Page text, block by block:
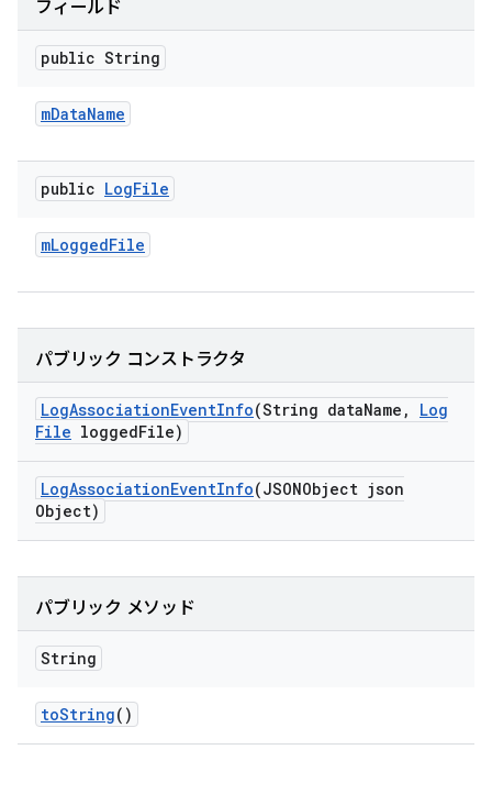
フィールド
public String
mDataName
public LogFile
mLoggedFile
パブリック コンストラクタ
LogAssociationEventInfo(String dataName ,
Log
File loggedFile)
LogAssociationEventInfo(JSONObject json
Object)
パブリック メソッド
String
toString()